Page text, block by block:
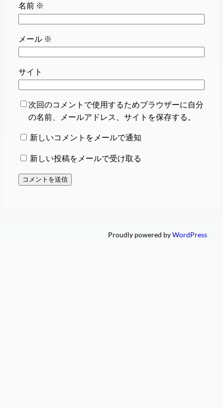
名前 ※
メール ※
サイト
次回のコメントで使用するためブラウザーに自分
の名前、メールアドレス、サイトを保存する。
新しいコメントをメールで通知
新しい投稿をメールで受け取る
Proudly powered byWordPress